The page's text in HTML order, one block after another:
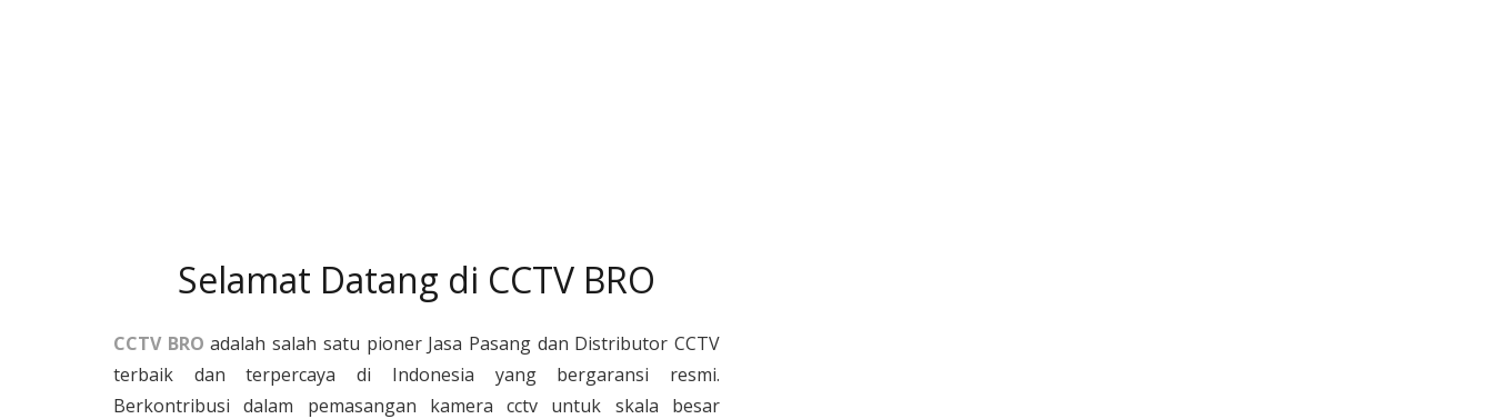
Selamat Datang di CCTV BRO
CCTV BRO adalah salah satu pioner Jasa Pasang dan Distributor CCTV
terbaik dan terpercaya di Indonesia yang bergaransi resmi.
Berkontribusi dalam pemasangan kamera cctv untuk skala besar